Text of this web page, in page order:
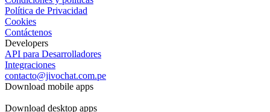
Política de Privacidad
Cookies
Contáctenos
Developers
API para Desarrolladores
Integraciones
contacto@jivochat.com.pe
Download mobile apps
Download desktop apps